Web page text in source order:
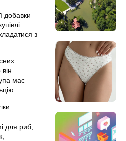
добавки
з
має
для риб,